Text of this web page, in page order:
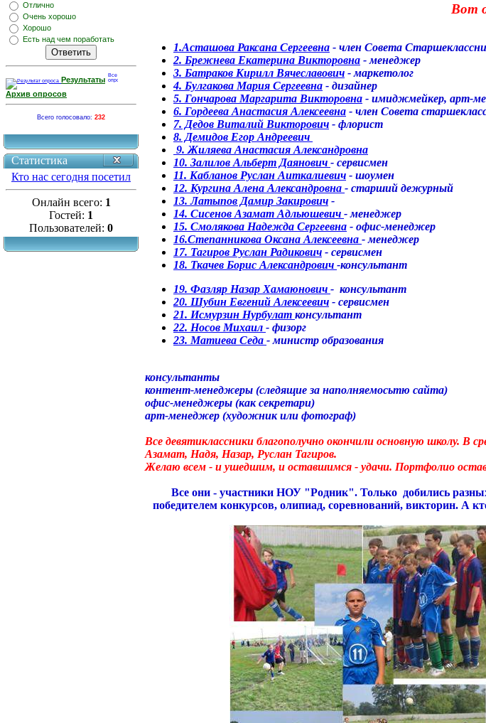
Отлично
Очень хорошо
Хорошо
Есть над чем поработать
Результаты
Архив опросов
Всего голосовало: 232
Статистика
Кто нас сегодня посетил
Онлайн всего: 1
Гостей: 1
Пользователей: 0
Вот
1.Асташова Раксана Сергеевна - член Совета
2. Брежнева Екатерина Викторовна - менеджер
3. Батраков Кирилл Вячеславович -маркетолог
4. Булгакова Мария Сергеевна - дизайнер
5. Гончарова Маргарита Викторовна - имиджмейкер, арт-
6. Гордеева Анастасия Алексеевна - член Совета
7. Дедов Виталий Викторович - флорист
8. Демидов Егор Андреевич
9. Жиляева Анастасия Александровна
10. Залилов Альберт Даянович - сервисмен
11. Кабланов Руслан Аиткалиевич - шоумен
12. Кургина Алена Александровна - старший дежурный
13. Латыпов Дамир Закирович -
14. Сисенов Азамат Адльюшевич - менеджер
15. Смолякова Надежда Сергеевна - офис-менеджер
16.Степанникова Оксана Алексеевна - менеджер
17. Тагиров Руслан Радикович - сервисмен
18. Ткачев Борис Александрович -консультант
19. Фазляр Назар Хамаюнович - консультант
20. Шубин Евгений Алексеевич - сервисмен
21. Исмурзин Нурбулат консультант
22. Носов Михаил - физорг
23. Матиева Седа - министр образования
консультанты
контент-менеджеры (следящие за наполняемосьтю сайта)
офис-менеджеры (как секретари)
арт-менеджер (художник или фотограф)
Все девятиклассники благополучно окончили основную школу. В
Азамат, Надя, Назар, Руслан Тагиров.
Желаю всем - и ушедшим, и оставшимся - удачи. Портфолио
Все они - участники НОУ "Родник". Только добились
победителем конкурсов, олипиад, соревнований, викторин. А